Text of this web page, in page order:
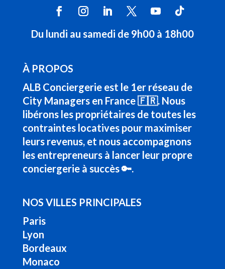
Du lundi au samedi de 9h00 à 18h00
À PROPOS
ALB Conciergerie est le 1er réseau de
City Managers en France 🇫🇷. Nous
libérons les propriétaires de toutes les
contraintes locatives pour maximiser
leurs revenus, et nous accompagnons
les entrepreneurs à lancer leur propre
conciergerie à succès 🔑.
NOS VILLES PRINCIPALES
Paris
Lyon
Bordeaux
Monaco